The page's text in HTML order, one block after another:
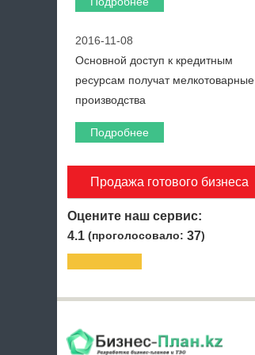
2016-11-08
Основной доступ к кредитным
ресурсам получат мелкотоварные
производства
Подробнее
Продажа готового бизнеса
Оцените наш сервис:
4.1 (проголосовало: 37)